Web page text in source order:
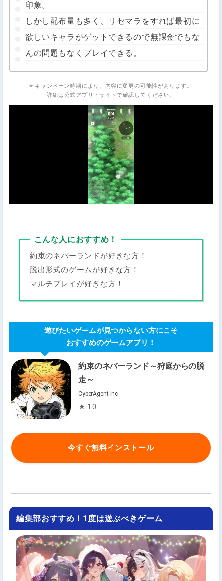
印象。
しかし配布量も多く、リセマラをすれば最初に
欲しいキャラがゲットできるので無課金でもな
んの問題もなくプレイできる。
※ キャンペーン時期により、内容に変更の可能性があります。
詳細は公式アプリ・サイトで確認してください。
こんな人におすすめ！
約束のネバーランドが好きな方！
脱出形式のゲームが好きな方！
マルチプレイが好きな方！
遊びたいゲームが見つからない方にこそ
おすすめのゲームアプリ！
約束のネバーランド～狩庭からの脱
走～
CyberAgent Inc.
★ 1.0
今すぐ無料インストール
編集部おすすめ！1度は遊ぶべきゲーム